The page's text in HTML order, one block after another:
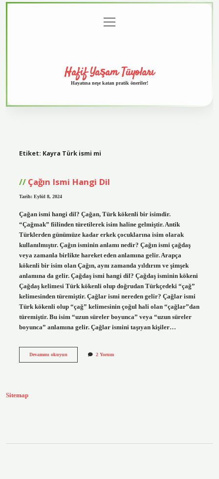
menüyü
aç
Hafif Yaşam Tüyoları
Hayatına neşe katan pratik öneriler!
Etiket: Kayra Türk ismi mi
Çağın Ismi Hangi Dil
Tarih: Eylül 8, 2024
Çağan ismi hangi dil? Çağan, Türk kökenli bir isimdir.
“Çağmak” fiilinden türetilerek isim haline gelmiştir. Antik
Türklerden günümüze kadar erkek çocuklarına isim olarak
kullanılmıştır. Çağın isminin anlamı nedir? Çağın ismi çağdaş
veya zamanla birlikte hareket eden anlamına gelir. Arapça
kökenli bir isim olan Çağın, aynı zamanda yıldırım ve şimşek
anlamına da gelir. Çağdaş ismi hangi dil? Çağdaş isminin kökeni
Çağdaş kelimesi Türk kökenli olup doğrudan Türkçedeki “çağ”
kelimesinden türemiştir. Çağlar ismi nereden gelir? Çağlar ismi
Türk kökenli olup “çağ” kelimesinin çoğul hali olan “çağlar”dan
türemiştir. Bu isim “uzun süreler boyunca” veya “uzun süreler
boyunca” anlamına gelir. Çağlar ismini taşıyan kişiler…
Devamını okuyunÇağın
2 Yorum
Sitemap